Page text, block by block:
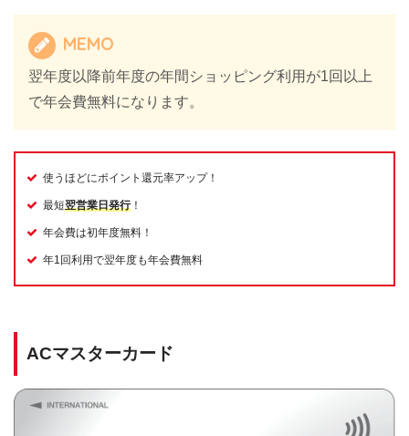
MEMO
翌年度以降前年度の年間ショッピング利用が1回以上
で年会費無料になります。
使うほどにポイント還元率アップ！
最短翌営業日発行！
年会費は初年度無料！
年1回利用で翌年度も年会費無料
ACマスターカード